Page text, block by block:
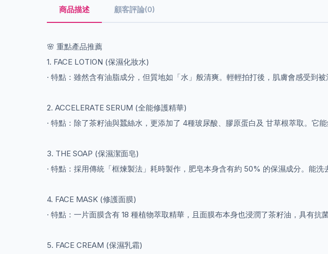
商品描述 顧客評論(0)
🌸 重點產品推薦
1. FACE LOTION (保濕化妝水)
· 特點：雖然含有油脂成分，但質地如「水」般清爽。輕輕拍打後，肌膚會感受到
2. ACCELERATE SERUM (全能修護精華)
· 特點：除了茶籽油與蠶絲水，更添加了 4種玻尿酸、膠原蛋白及 甘草根萃取。它
3. THE SOAP (保濕潔面皂)
· 特點：採用傳統「框煉製法」耗時製作，肥皂本身含有約 50% 的保濕成分。能洗
4. FACE MASK (修護面膜)
· 特點：一片面膜含有 18 種植物萃取精華，且面膜布本身也浸潤了茶籽油，具有抗
5. FACE CREAM (保濕乳霜)